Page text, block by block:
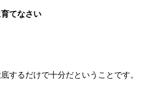
てなさい
するだけで十分だということです。